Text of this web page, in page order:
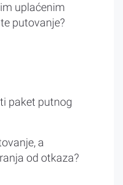
uplaćenim
putovanje?
paket putnog
a
od otkaza?